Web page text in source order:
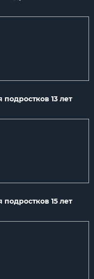
подростков 13 лет
подростков 15 лет